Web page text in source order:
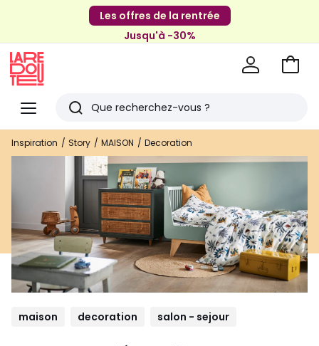
Les offres de la rentrée
Jusqu'à -30%
Menu
Redoute
Rechercher
Derniers
articles
vus
Aller
Inspiration Story MAISON Decoration
maison decoration salon - sejour